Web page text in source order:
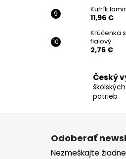
Kufrík
11,96 €
Kľúčenka
fialový
2,76 €
Český
potrieb
Odoberať
Nezmeškajte